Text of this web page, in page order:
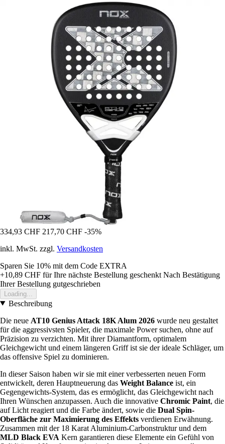
334,93 CHF 217,70 CHF -35%
inkl. MwSt. zzgl. Versandkosten
Sparen Sie 10% mit dem Code EXTRA
+10,89 CHF für Ihre nächste Bestellung geschenkt Nach Bestätigung
Ihrer Bestellung gutgeschrieben
Loading...
Beschreibung
Die neue AT10 Genius Attack 18K Alum 2026 wurde neu gestaltet
für die aggressivsten Spieler, die maximale Power suchen, ohne auf
Präzision zu verzichten. Mit ihrer Diamantform, optimalem
Gleichgewicht und einem längeren Griff ist sie der ideale Schläger, um
das offensive Spiel zu dominieren.
In dieser Saison haben wir sie mit einer verbesserten neuen Form
entwickelt, deren Hauptneuerung das Weight Balance ist, ein
Gegengewichts-System, das es ermöglicht, das Gleichgewicht nach
Ihren Wünschen anzupassen. Auch die innovative Chromic Paint, die
auf Licht reagiert und die Farbe ändert, sowie die Dual Spin-
Oberfläche zur Maximierung des Effekts verdienen Erwähnung.
Zusammen mit der 18 Karat Aluminium-Carbonstruktur und dem
MLD Black EVA Kern garantieren diese Elemente ein Gefühl von